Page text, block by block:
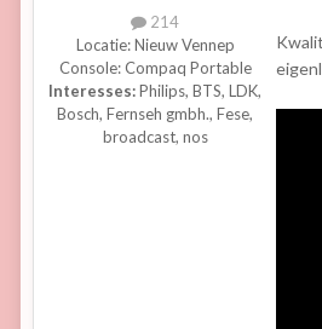
214
Locatie:Nieuw Vennep
Console:Compaq Portable
Interesses:Philips, BTS, LDK,
Bosch, Fernseh gmbh., Fese,
broadcast, nos